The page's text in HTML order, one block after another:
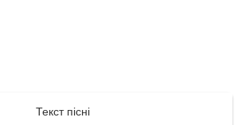
Текст пісні